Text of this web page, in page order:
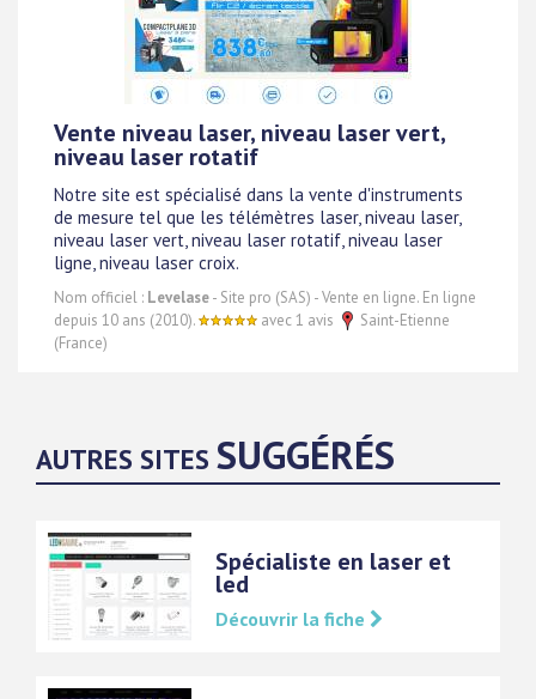
Vente niveau laser, niveau laser vert,
niveau laser rotatif
Notre site est spécialisé dans la vente d'instruments
de mesure tel que les télémètres laser, niveau laser,
niveau laser vert, niveau laser rotatif, niveau laser
ligne, niveau laser croix.
Nom officiel : Levelase- Site pro (SAS) - Vente en ligne. En ligne
depuis 10 ans (2010).
avec 1 avis
Saint-Etienne
(France)
AUTRES SITES SUGGÉRÉS
Spécialiste en laser et
led
Découvrir la fiche